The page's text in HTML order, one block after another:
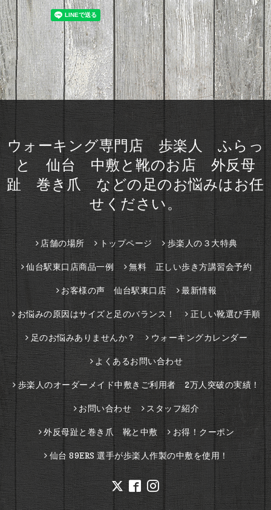
ウォーキング専門店 歩楽人 ふらっ
と 仙台 中敷と靴のお店 外反母
趾 巻き爪 などの足のお悩みはお任
せください。
店舗の場所 トップページ 歩楽人の３大特典
仙台駅東口店商品一例 無料 正しい歩き方講習会予約
お客様の声 仙台駅東口店 最新情報
お悩みの原因はサイズと足のバランス！ 正しい靴選び手順
足のお悩みありませんか？ ウォーキングカレンダー
よくあるお問い合わせ
歩楽人のオーダーメイド中敷きご利用者 2万人突破の実績！
お問い合わせ スタッフ紹介
外反母趾と巻き爪 靴と中敷 お得！クーポン
仙台 89ERS 選手が歩楽人作製の中敷を使用！